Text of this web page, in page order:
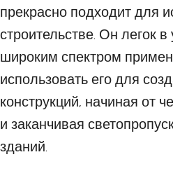
прекрасно подходит для
строительстве. Он легок
широким спектром
использовать его для
конструкций, начиная от
и заканчивая
зданий.